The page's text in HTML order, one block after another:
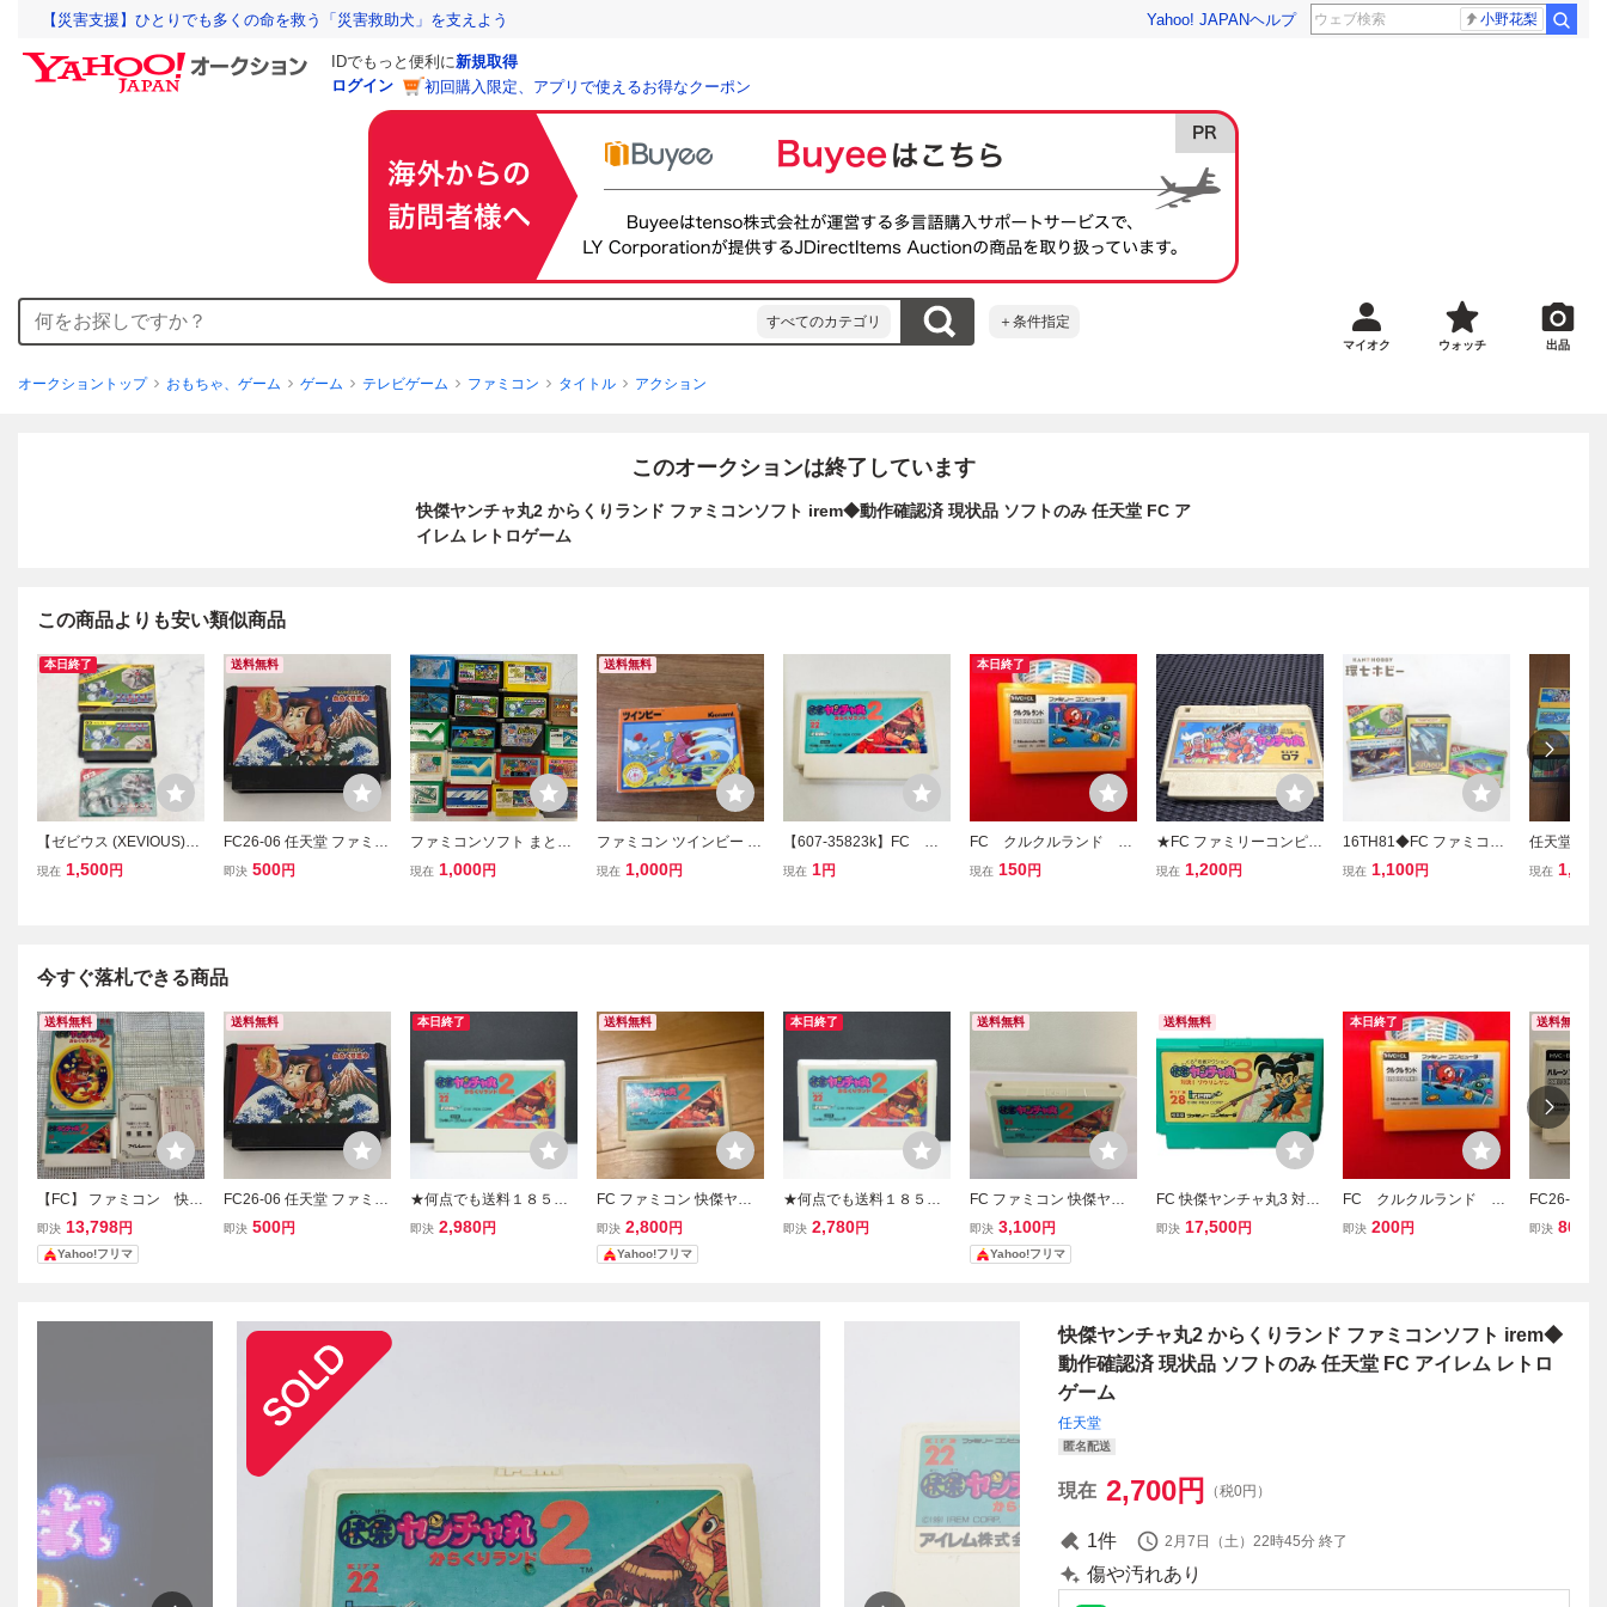
【災害支援】ひとりでも多くの命を救う「災害救助犬」を支えよう Yahoo! JAPANヘルプ 小野花梨
IDでもっと便利に新規取得
ログイン
初回購入限定、アプリで使えるお得なクーポン
すべてのカテゴリ ＋条件指定
マイオク ウォッチ 出品
オークショントップ おもちゃ、ゲーム ゲーム テレビゲーム ファミコン タイトル アクション
このオークションは終了しています
快傑ヤンチャ丸2 からくりランド ファミコンソフト irem◆動作確認済 現状品 ソフトのみ 任天堂 FC ア
イレム レトロゲーム
この商品よりも安い類似商品
本日終了
【ゼビウス (XEVIOUS)】
箱 説明書 起動未確認 レ
現在 1,500円
送料無料
FC26-06 任天堂 ファミコ
ン FC がんばれゴエモン!
即決 500円
ファミコンソフト まとめ
売り 任天堂 レトロゲー
現在 1,000円
送料無料
ファミコン ツインビー K
onami 箱説付 FC レトロ
現在 1,000円
【607-35823k】FC フ
ァミコン 快傑ヤンチャ
現在 1円
本日終了
FC クルクルランド 任
天堂 レトロゲーム
現在 150円
★FC ファミリーコンピュ
ータ ファミコン ソフト
現在 1,200円
16TH81◆FC ファミコン
シューティング まとめ 箱
現在 1,100円
任天堂 フ
レトロゲ
現在 1,000
今すぐ落札できる商品
送料無料
【FC】 ファミコン 快傑
ヤンチャ丸2 からくりラ
ンド
即決 13,798円
Yahoo!フリマ
送料無料
FC26-06 任天堂 ファミコ
ン FC がんばれゴエモン!
即決 500円
本日終了
★何点でも送料１８５円
★ 快傑ヤンチャ丸2 から
即決 2,980円
送料無料
FC ファミコン 快傑ヤン
チャ丸2 からくりランド
ソフトのみ
即決 2,800円
Yahoo!フリマ
本日終了
★何点でも送料１８５円
★ 快傑ヤンチャ丸2 から
即決 2,780円
送料無料
FC ファミコン 快傑ヤン
チャ丸2 からくりランド
ソフトのみ
即決 3,100円
Yahoo!フリマ
送料無料
FC 快傑ヤンチャ丸3 対決!
ゾウリンゲン ファミコン
即決 17,500円
本日終了
FC クルクルランド 任
天堂 レトロゲーム
即決 200円
送料無料
FC26-06
ン FC バル
即決 800
快傑ヤンチャ丸2 からくりランド ファミコンソフト irem◆
動作確認済 現状品 ソフトのみ 任天堂 FC アイレム レトロ
ゲーム
任天堂
匿名配送
現在 2,700円 （税0円）
1件 2月7日（土）22時45分 終了
傷や汚れあり